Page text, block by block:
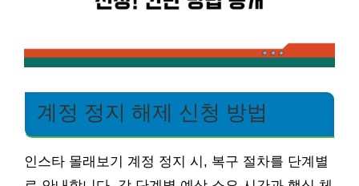
계정 정지 해제 신청 방법
인스타 몰래보기 계정 정지 시, 복구 절차를 단계별